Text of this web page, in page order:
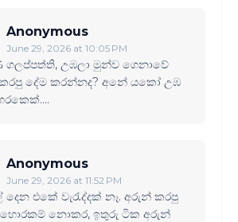
Anonymous
June 29, 2026 at 10:05 PM
ගලප්පත්ති, උඹලා මුන්ව ගෙනාවේ
දේම කරන්නද? අනේ යකෝ උඹ
Anonymous
June 29, 2026 at 11:52 PM
දෙන එකේ වැරැද්දක් නෑ. අරුන් කරපු
හොරකම් නොකර, ඉතුරු ටික අරුන්